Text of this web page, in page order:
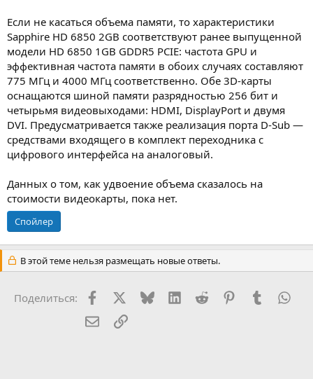
Если не касаться объема памяти, то характеристики
Sapphire HD 6850 2GB соответствуют ранее выпущенной
модели HD 6850 1GB GDDR5 PCIE: частота GPU и
эффективная частота памяти в обоих случаях составляют
775 МГц и 4000 МГц соответственно. Обе 3D-карты
оснащаются шиной памяти разрядностью 256 бит и
четырьмя видеовыходами: HDMI, DisplayPort и двумя
DVI. Предусматривается также реализация порта D-Sub —
средствами входящего в комплект переходника с
цифрового интерфейса на аналоговый.
Данных о том, как удвоение объема сказалось на
стоимости видеокарты, пока нет.
Спойлер
В этой теме нельзя размещать новые ответы.
Поделиться: FacebookX (Twitter)
BlueskyLinkedInReddit PinterestTumblr
Электронная почта
Ссылка